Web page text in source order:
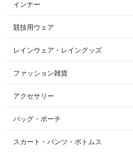
ニーグリップ・膝革 キュロット
ポロシャツ
カットソー・Tシャツ・タンクトップ
ニット・セーター
シャツ・ブラウス・ワンピース
すべてのアウター
コート
ジャケット・ブルゾン
インナー
競技用ウェア
すべての競技用ウェア
ショージャケット
ショーシャツ
レインウェア・レイングッズ
ファッション雑貨
すべてのファッション雑貨
ソックス
ベルト
アクセサリー
すべてのアクセサリー
リング
バッグ・ポーチ
スカート・パンツ・ボトムス